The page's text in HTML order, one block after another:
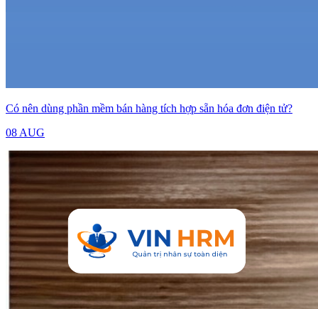
Có nên dùng phần mềm bán hàng tích hợp sẵn hóa đơn điện tử?
08 AUG